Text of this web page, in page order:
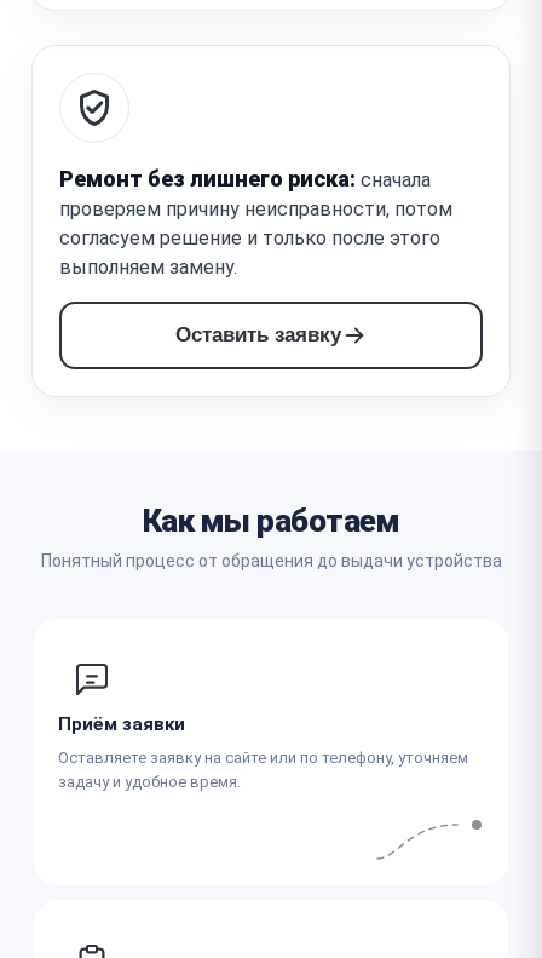
Ремонт без лишнего риска: сначала
проверяем причину неисправности, потом
согласуем решение и только после этого
выполняем замену.
Оставить заявку
Как мы работаем
Понятный процесс от обращения до выдачи устройства
Приём заявки
Оставляете заявку на сайте или по телефону, уточняем
задачу и удобное время.